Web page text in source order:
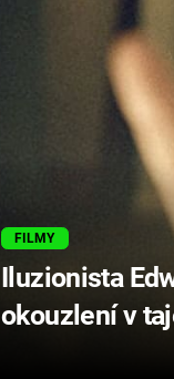
FILMY
Iluzionista
okouzlení v